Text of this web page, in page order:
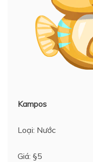
Kampos
Loại: Nước
Giá: §5